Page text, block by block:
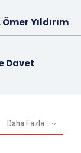
Yıldırım
Davet
Daha Fazla